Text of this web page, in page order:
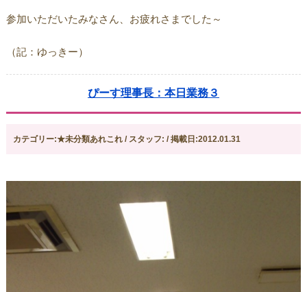
参加いただいたみなさん、お疲れさまでした～
（記：ゆっきー）
ぴーす理事長：本日業務３
カテゴリー:★未分類あれこれ / スタッフ: / 掲載日:2012.01.31